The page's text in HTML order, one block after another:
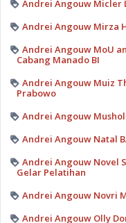
Andrei Angouw Micler
Andrei Angouw Mirza
Andrei Angouw MoU
Cabang Manado BI
Andrei Angouw Muiz
Prabowo
Andrei Angouw
Andrei Angouw Natal
Andrei Angouw Novel
Gelar Pelatihan
Andrei Angouw Novri
Andrei Angouw Olly